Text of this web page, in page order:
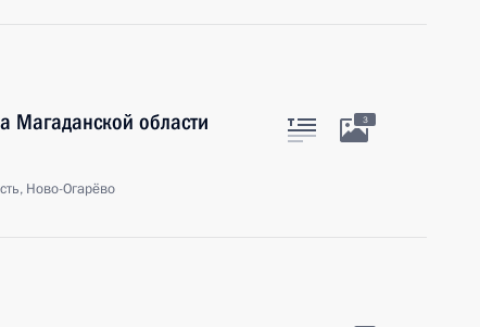
Магаданской области
Ново-Огарёво
3